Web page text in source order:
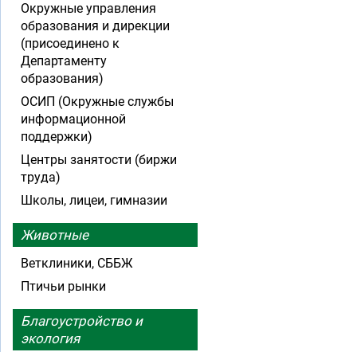
Окружные управления
образования и дирекции
(присоединено к
Департаменту
образования)
ОСИП (Окружные службы
информационной
поддержки)
Центры занятости (биржи
труда)
Школы, лицеи, гимназии
Животные
Ветклиники, СББЖ
Птичьи рынки
Благоустройство и
экология